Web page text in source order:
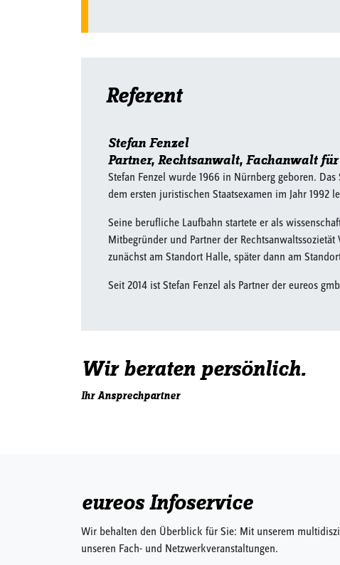
Referent
Stefan Fenzel
Partner, Rechtsanwalt, Fachanwalt
Stefan Fenzel wurde 1966 in Nürnberg geboren.
dem ersten juristischen Staatsexamen im Jahr 1992
Seine berufliche Laufbahn startete er als
Mitbegründer und Partner der
zunächst am Standort Halle, später dann am
Seit 2014 ist Stefan Fenzel als Partner der eureos
Wir beraten persönlich.
Ihr Ansprechpartner
eureos Infoservice
Wir behalten den Überblick für Sie: Mit unserem
unseren Fach- und Netzwerkveranstaltungen.